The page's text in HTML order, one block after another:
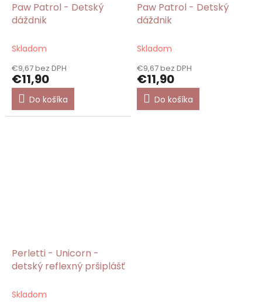
Paw Patrol - Detský
dáždnik
Skladom
€9,67 bez DPH
€11,90
Do košíka
Paw Patrol - Detský
dáždnik
Skladom
€9,67 bez DPH
€11,90
Do košíka
Perletti - Unicorn -
detský reflexný pršiplášť
Skladom